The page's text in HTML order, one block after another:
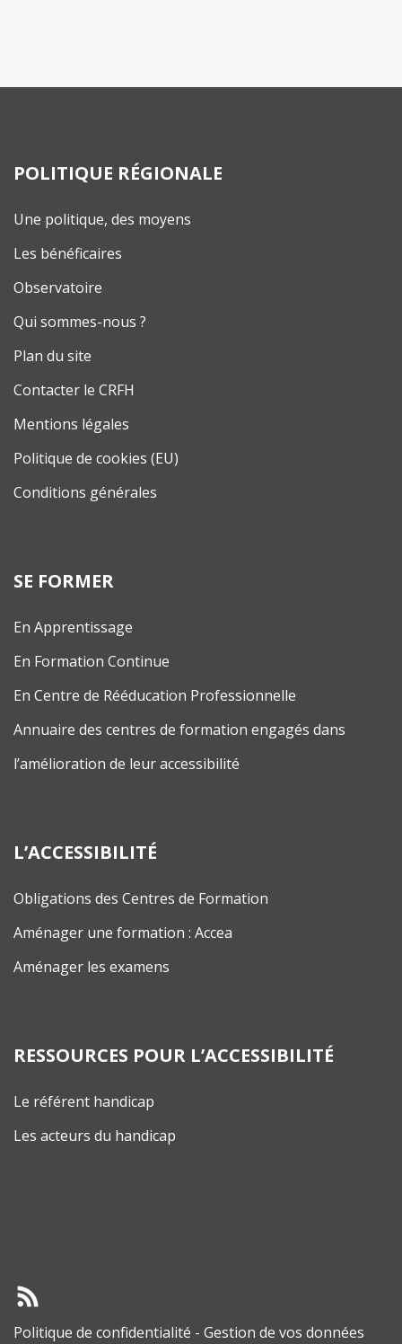
POLITIQUE RÉGIONALE
Une politique, des moyens
Les bénéficaires
Observatoire
Qui sommes-nous ?
Plan du site
Contacter le CRFH
Mentions légales
Politique de cookies (EU)
Conditions générales
SE FORMER
En Apprentissage
En Formation Continue
En Centre de Rééducation Professionnelle
Annuaire des centres de formation engagés dans
l’amélioration de leur accessibilité
L’ACCESSIBILITÉ
Obligations des Centres de Formation
Aménager une formation : Accea
Aménager les examens
RESSOURCES POUR L’ACCESSIBILITÉ
Le référent handicap
Les acteurs du handicap
Politique de confidentialité - Gestion de vos données